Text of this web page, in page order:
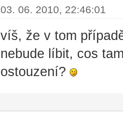
03. 06. 2010, 22:46:01
víš, že v tom
nebude líbit, cos
ostouzení?